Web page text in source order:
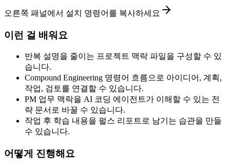
오른쪽 패널에서 설치 명령어를 복사하세요
이런 걸 배워요
반복 설명을 줄이는 프로젝트 맥락 파일을 구성할 수 있
습니다.
Compound Engineering 명령어 흐름으로 아이디어, 계획,
작업, 검토를 연결할 수 있습니다.
PM 업무 맥락을 AI 코딩 에이전트가 이해할 수 있는 전
략 문서로 바꿀 수 있습니다.
작업 후 학습 내용을 펄스 리포트로 남기는 습관을 만들
수 있습니다.
어떻게 진행해요